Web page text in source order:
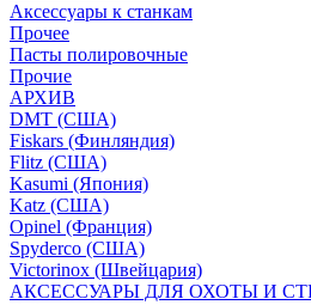
Аксессуары к станкам
Прочее
Пасты полировочные
Прочие
АРХИВ
DMT (США)
Fiskars (Финляндия)
Flitz (США)
Kasumi (Япония)
Katz (США)
Opinel (Франция)
Spyderco (США)
Victorinox (Швейцария)
АКСЕССУАРЫ ДЛЯ ОХОТЫ И